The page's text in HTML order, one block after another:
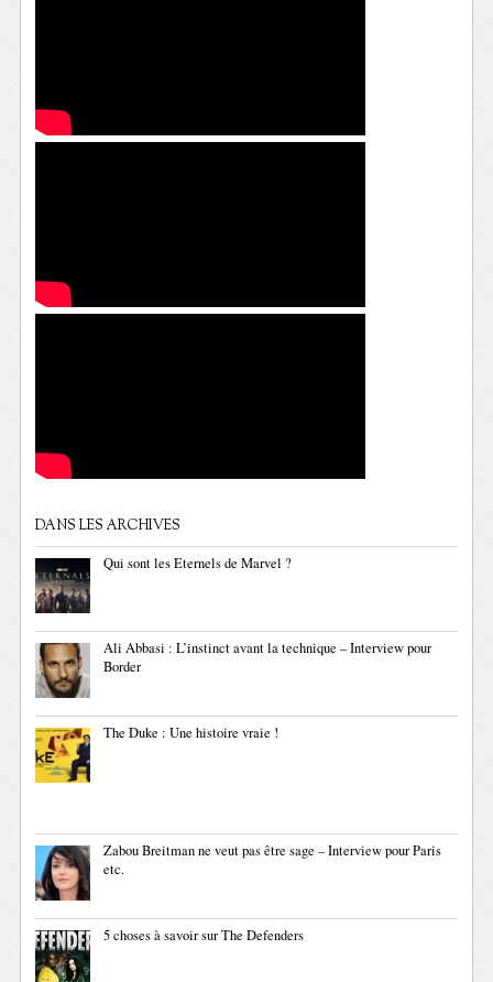
DANS LES ARCHIVES
Qui sont les Eternels de Marvel ?
Ali Abbasi : L’instinct avant la technique – Interview pour
Border
The Duke : Une histoire vraie !
Zabou Breitman ne veut pas être sage – Interview pour Paris
etc.
5 choses à savoir sur The Defenders